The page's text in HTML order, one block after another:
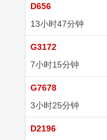
D656
13小时47分钟
G3172
7小时15分钟
G7678
3小时25分钟
D2196